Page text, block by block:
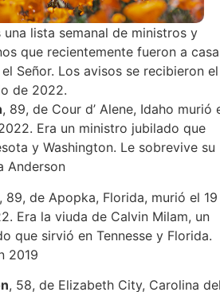
una lista semanal de ministros y
que recientemente fueron a casa
Señor. Los avisos se recibieron el
de 2022.
, 89, de Cour d’ Alene, Idaho murió
Era un ministro jubilado que
y Washington. Le sobrevive su
Anderson
, 89, de Apopka, Florida, murió el 19
Era la viuda de Calvin Milam, un
que sirvió en Tennesse y Florida.
2019
, 58, de Elizabeth City, Carolina